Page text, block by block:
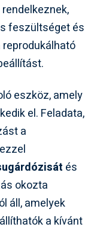
rendelkeznek,
feszültséget és
eszköz, amely
el. Feladata,
a
és
okozta
áll, amelyek
a kívánt